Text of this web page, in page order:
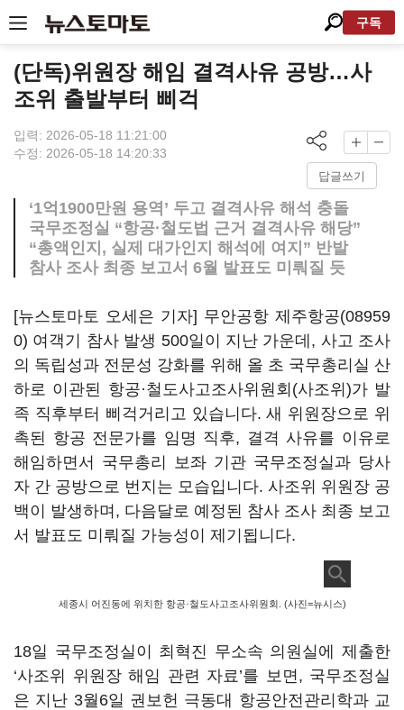
구독
(단독)위원장 해임 결격사유 공방…사
조위 출발부터 삐걱
입력: 2026-05-18 11:21:00
수정: 2026-05-18 14:20:33
답글쓰기
‘1억1900만원 용역’ 두고 결격사유 해석 충돌
국무조정실 “항공·철도법 근거 결격사유 해당”
“총액인지, 실제 대가인지 해석에 여지” 반발
참사 조사 최종 보고서 6월 발표도 미뤄질 듯
[뉴스토마토 오세은 기자] 무안공항 제주항공(08959
0) 여객기 참사 발생 500일이 지난 가운데, 사고 조사
의 독립성과 전문성 강화를 위해 올 초 국무총리실 산
하로 이관된 항공·철도사고조사위원회(사조위)가 발
족 직후부터 삐걱거리고 있습니다. 새 위원장으로 위
촉된 항공 전문가를 임명 직후, 결격 사유를 이유로
해임하면서 국무총리 보좌 기관 국무조정실과 당사
자 간 공방으로 번지는 모습입니다. 사조위 위원장 공
백이 발생하며, 다음달로 예정된 참사 조사 최종 보고
서 발표도 미뤄질 가능성이 제기됩니다.
세종시 어진동에 위치한 항공·철도사고조사위원회. (사진=뉴시스)
18일 국무조정실이 최혁진 무소속 의원실에 제출한
‘사조위 위원장 해임 관련 자료’를 보면, 국무조정실
은 지난 3월6일 권보헌 극동대 항공안전관리학과 교